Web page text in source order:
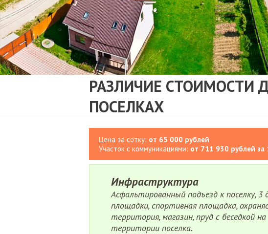
РАЗЛИЧИЕ
ПОСЕЛКАХ
Цена за сотку: от 65 000 рублей
Участок с коммуникациями: от 711 930 рублей за
Инфраструктура
Асфальтированный подъезд к поселку, 3
площадки, спортивная площадка,
территория, магазин, пруд с беседкой на
территории поселка.